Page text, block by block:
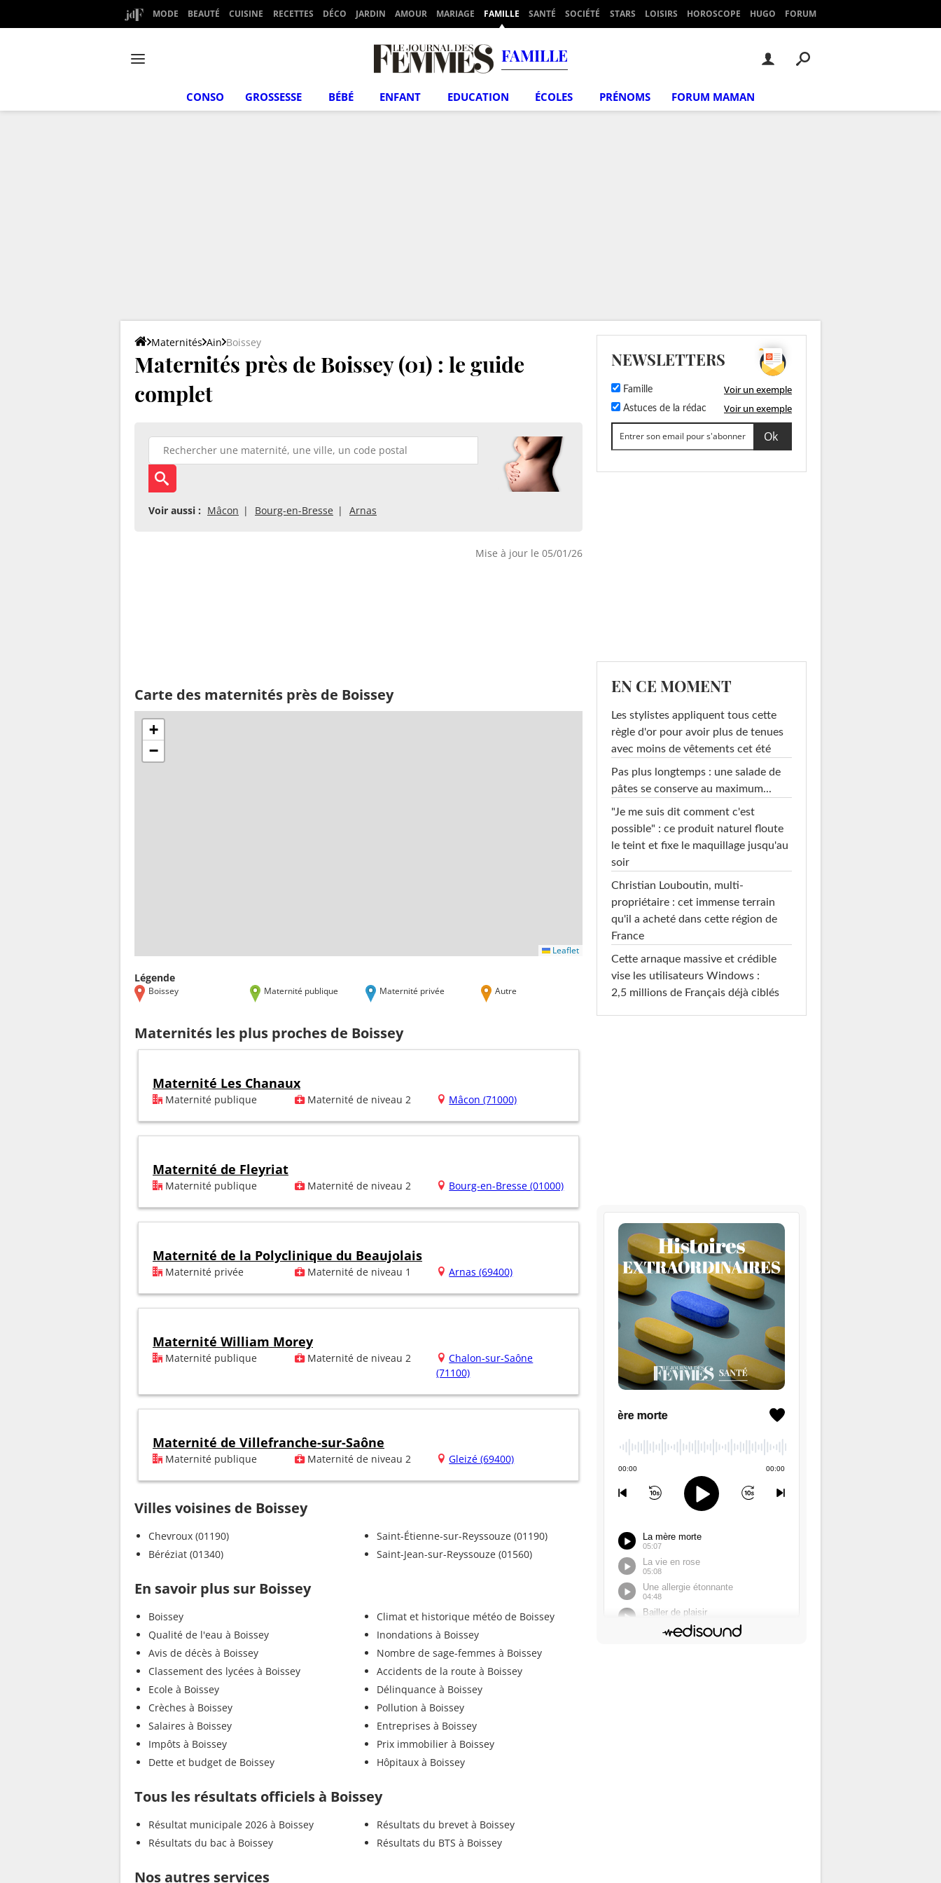
MODE BEAUTÉ CUISINE RECETTES DÉCO JARDIN AMOUR MARIAGE FAMILLE SANTÉ SOCIÉTÉ STARS LOISIRS HOROSCOPE HUGO FORUM
FAMILLE
CONSO GROSSESSE BÉBÉ ENFANT EDUCATION ÉCOLES PRÉNOMS FORUM MAMAN
Maternités Ain Boissey
Maternités près de Boissey (01) : le guide
complet
Voir aussi : Mâcon Bourg-en-Bresse Arnas
Mise à jour le 05/01/26
Carte des maternités près de Boissey
+
−
Leaflet
Légende
Boissey Maternité publique Maternité privée Autre
Maternités les plus proches de Boissey
Maternité Les Chanaux
Maternité publique Maternité de niveau 2 Mâcon (71000)
Maternité de Fleyriat
Maternité publique Maternité de niveau 2 Bourg-en-Bresse (01000)
Maternité de la Polyclinique du Beaujolais
Maternité privée Maternité de niveau 1 Arnas (69400)
Maternité William Morey
Maternité publique Maternité de niveau 2
Chalon-sur-Saône
(71100)
Maternité de Villefranche-sur-Saône
Maternité publique Maternité de niveau 2 Gleizé (69400)
Villes voisines de Boissey
Chevroux (01190)
Béréziat (01340)
Saint-Étienne-sur-Reyssouze (01190)
Saint-Jean-sur-Reyssouze (01560)
En savoir plus sur Boissey
Boissey
Qualité de l'eau à Boissey
Avis de décès à Boissey
Classement des lycées à Boissey
Ecole à Boissey
Crèches à Boissey
Salaires à Boissey
Impôts à Boissey
Dette et budget de Boissey
Climat et historique météo de Boissey
Inondations à Boissey
Nombre de sage-femmes à Boissey
Accidents de la route à Boissey
Délinquance à Boissey
Pollution à Boissey
Entreprises à Boissey
Prix immobilier à Boissey
Hôpitaux à Boissey
Tous les résultats officiels à Boissey
Résultat municipale 2026 à Boissey
Résultats du bac à Boissey
Résultats du brevet à Boissey
Résultats du BTS à Boissey
Nos autres services
NEWSLETTERS
Famille Voir un exemple
Astuces de la rédac Voir un exemple
EN CE MOMENT
Les stylistes appliquent tous cette
règle d'or pour avoir plus de tenues
avec moins de vêtements cet été
Pas plus longtemps : une salade de
pâtes se conserve au maximum...
"Je me suis dit comment c'est
possible" : ce produit naturel floute
le teint et fixe le maquillage jusqu'au
soir
Christian Louboutin, multi-
propriétaire : cet immense terrain
qu'il a acheté dans cette région de
France
Cette arnaque massive et crédible
vise les utilisateurs Windows :
2,5 millions de Français déjà ciblés